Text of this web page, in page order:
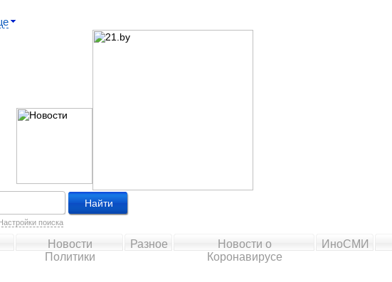
поиска
Новости
Политики
Разное
Новости о
Коронавирусе
ИноСМИ